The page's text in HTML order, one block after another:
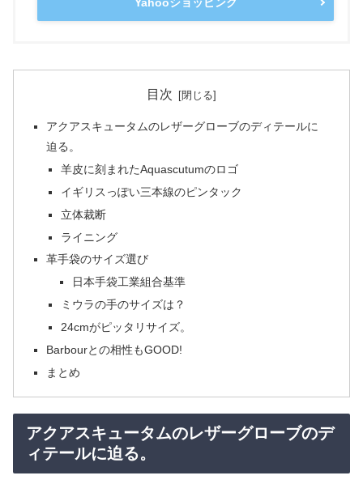
目次
アクアスキュータムのレザーグローブのディテールに
迫る。
羊皮に刻まれたAquascutumのロゴ
イギリスっぽい三本線のピンタック
立体裁断
ライニング
革手袋のサイズ選び
日本手袋工業組合基準
ミウラの手のサイズは？
24cmがピッタリサイズ。
Barbourとの相性もGOOD!
まとめ
アクアスキュータムのレザーグローブのデ
ィテールに迫る。